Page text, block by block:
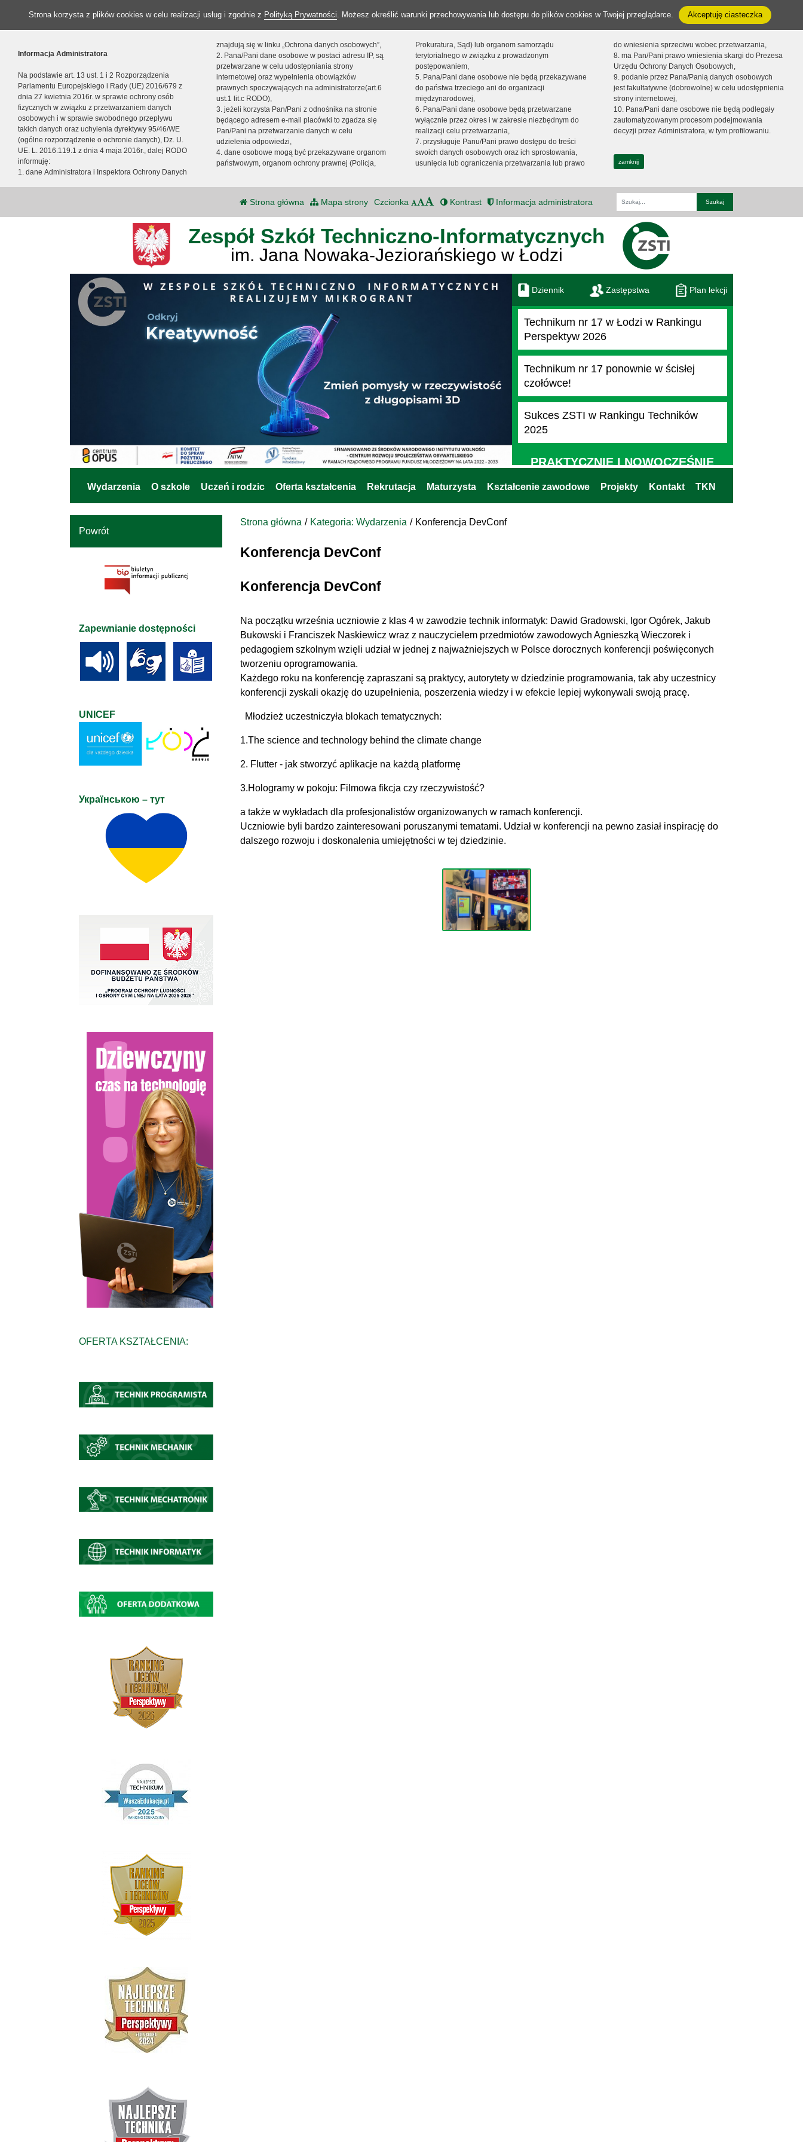
Strona korzysta z plików cookies w celu realizacji usług i zgodnie z Polityką Prywatności. Możesz określić warunki przechowywania lub dostępu do plików cookies w Twojej przeglądarce. Akceptuję ciasteczka
Informacja Administratora
Na podstawie art. 13 ust. 1 i 2 Rozporządzenia
Parlamentu Europejskiego i Rady (UE) 2016/679 z
dnia 27 kwietnia 2016r. w sprawie ochrony osób
fizycznych w związku z przetwarzaniem danych
osobowych i w sprawie swobodnego przepływu
takich danych oraz uchylenia dyrektywy 95/46/WE
(ogólne rozporządzenie o ochronie danych), Dz. U.
UE. L. 2016.119.1 z dnia 4 maja 2016r., dalej RODO
informuję:
1. dane Administratora i Inspektora Ochrony Danych
znajdują się w linku „Ochrona danych osobowych”,
2. Pana/Pani dane osobowe w postaci adresu IP, są
przetwarzane w celu udostępniania strony
internetowej oraz wypełnienia obowiązków
prawnych spoczywających na administratorze(art.6
ust.1 lit.c RODO),
3. jeżeli korzysta Pan/Pani z odnośnika na stronie
będącego adresem e-mail placówki to zgadza się
Pan/Pani na przetwarzanie danych w celu
udzielenia odpowiedzi,
4. dane osobowe mogą być przekazywane organom
państwowym, organom ochrony prawnej (Policja,
Prokuratura, Sąd) lub organom samorządu
terytorialnego w związku z prowadzonym
postępowaniem,
5. Pana/Pani dane osobowe nie będą przekazywane
do państwa trzeciego ani do organizacji
międzynarodowej,
6. Pana/Pani dane osobowe będą przetwarzane
wyłącznie przez okres i w zakresie niezbędnym do
realizacji celu przetwarzania,
7. przysługuje Panu/Pani prawo dostępu do treści
swoich danych osobowych oraz ich sprostowania,
usunięcia lub ograniczenia przetwarzania lub prawo
do wniesienia sprzeciwu wobec przetwarzania,
8. ma Pan/Pani prawo wniesienia skargi do Prezesa
Urzędu Ochrony Danych Osobowych,
9. podanie przez Pana/Panią danych osobowych
jest fakultatywne (dobrowolne) w celu udostępnienia
strony internetowej,
10. Pana/Pani dane osobowe nie będą podlegały
zautomatyzowanym procesom podejmowania
decyzji przez Administratora, w tym profilowaniu.
zamknij
Strona główna Mapa strony Czcionka Kontrast Informacja administratora
Fraza
Zespół Szkół Techniczno-Informatycznych
im. Jana Nowaka-Jeziorańskiego w Łodzi
Dziennik Zastępstwa Plan lekcji
Technikum nr 17 w Łodzi w Rankingu
Perspektyw 2026
Technikum nr 17 ponownie w ścisłej
czołówce!
Sukces ZSTI w Rankingu Techników
2025
PRAKTYCZNIE I NOWOCZEŚNIE
Wydarzenia O szkole Uczeń i rodzic Oferta kształcenia Rekrutacja Maturzysta Kształcenie zawodowe Projekty Kontakt TKN
Strona główna Kategoria: Wydarzenia Konferencja DevConf
Konferencja DevConf
Konferencja DevConf
Na początku września uczniowie z klas 4 w zawodzie technik informatyk: Dawid Gradowski, Igor Ogórek, Jakub
Bukowski i Franciszek Naskiewicz wraz z nauczycielem przedmiotów zawodowych Agnieszką Wieczorek i
pedagogiem szkolnym wzięli udział w jednej z najważniejszych w Polsce dorocznych konferencji poświęconych
tworzeniu oprogramowania.
Każdego roku na konferencję zapraszani są praktycy, autorytety w dziedzinie programowania, tak aby uczestnicy
konferencji zyskali okazję do uzupełnienia, poszerzenia wiedzy i w efekcie lepiej wykonywali swoją pracę.
Młodzież uczestniczyła blokach tematycznych:
1.The science and technology behind the climate change
2. Flutter - jak stworzyć aplikacje na każdą platformę
3.Hologramy w pokoju: Filmowa fikcja czy rzeczywistość?
a także w wykładach dla profesjonalistów organizowanych w ramach konferencji.
Uczniowie byli bardzo zainteresowani poruszanymi tematami. Udział w konferencji na pewno zasiał inspirację do
dalszego rozwoju i doskonalenia umiejętności w tej dziedzinie.
Powrót
Zapewnianie dostępności
UNICEF
Українською – тут
OFERTA KSZTAŁCENIA: